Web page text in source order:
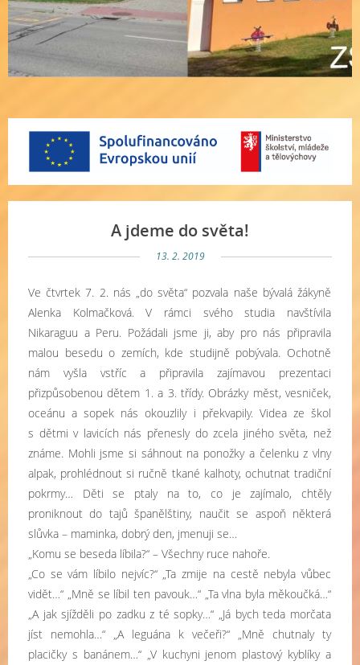
A jdeme do světa!
13. 2. 2019
Ve čtvrtek 7. 2. nás „do světa“ pozvala naše bývalá žákyně
Alenka Kolmačková. V rámci svého studia navštívila
Nikaraguu a Peru. Požádali jsme ji, aby pro nás připravila
malou besedu o zemích, kde studijně pobývala. Ochotně
nám vyšla vstříc a připravila zajímavou prezentaci
přizpůsobenou dětem 1. a 3. třídy. Obrázky měst, vesniček,
oceánu a sopek nás okouzlily i překvapily. Videa ze škol
s dětmi v lavicích nás přenesly do zcela jiného světa, než
známe. Mohli jsme si sáhnout na ponožky a čelenku z vlny
alpak, prohlédnout si ručně tkané kalhoty, ochutnat tradiční
pokrmy… Děti se ptaly na to, co je zajímalo, chtěly
proniknout do tajů španělštiny, naučit se aspoň některá
slůvka – maminka, dobrý den, jmenuji se…
„Komu se beseda líbila?“ – Všechny ruce nahoře.
„Co se vám líbilo nejvíc?“ „Ta zmije na cestě nebyla vůbec
vidět…“ „Mně se líbil ten pavouk…“ „Ta vlna byla měkoučká…“
„A jak sjížděli po zadku z té sopky…“ „Já bych teda morčata
jíst nemohla…“ „A leguána k večeři?“ „Mně chutnaly ty
placičky s banánem…“ „V kuchyni jenom plastový kyblíky a